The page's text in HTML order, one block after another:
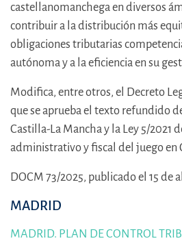
castellanomanchega en diversos
contribuir a la distribución más
obligaciones tributarias
autónoma y a la eficiencia en su
Modifica, entre otros, el Decreto
que se aprueba el texto refundido
Castilla-La Mancha y la Ley 5/2021
administrativo y fiscal del juego en
DOCM 73/2025, publicado el 15 de
MADRID
MADRID. PLAN DE CONTROL